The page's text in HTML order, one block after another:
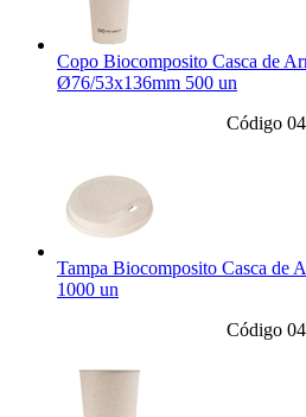
Copo Biocomposito Casca de
Ø76/53x136mm 500 un
Código
Tampa Biocomposito Casca de
1000 un
Código